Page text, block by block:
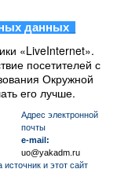
данных
«LiveInternet».
посетителей с
Окружной
его лучше.
Aдрес электронной
почты
e-mail:
uo@yakadm.ru
и этот сайт